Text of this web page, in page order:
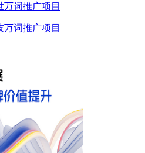
词推广项目
词推广项目